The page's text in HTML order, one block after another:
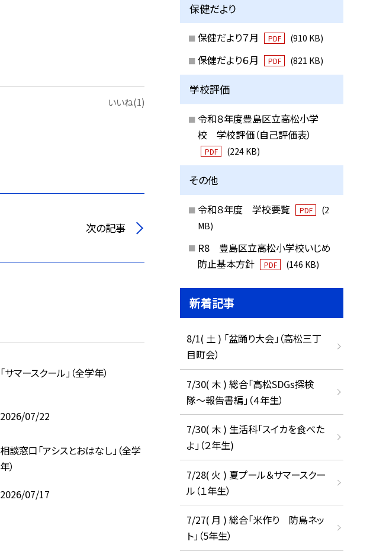
いいね(1)
次の記事
「サマースクール」（全学年）
2026/07/22
相談窓口「アシスとおはなし」（全学
年）
2026/07/17
保健だより
保健だより７月 PDF (910 KB)
保健だより６月 PDF (821 KB)
学校評価
令和８年度豊島区立高松小学
校 学校評価（自己評価表）
PDF (224 KB)
その他
令和８年度 学校要覧 PDF
(2
MB)
R8 豊島区立高松小学校いじめ
防止基本方針
PDF (146 KB)
新着記事
8/1( 土 ) 「盆踊り大会」（高松三丁
目町会）
7/30( 木 ) 総合「高松SDGs探検
隊〜報告書編」（４年生）
7/30( 木 ) 生活科「スイカを食べた
よ」（２年生)
7/28( 火 ) 夏プール＆サマースクー
ル（１年生）
7/27( 月 ) 総合「米作り 防鳥ネッ
ト」（5年生）